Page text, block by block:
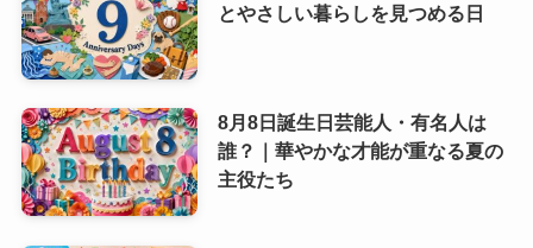
とやさしい暮らしを見つめる日
8月8日誕生日芸能人・有名人は
誰？｜華やかな才能が重なる夏の
主役たち